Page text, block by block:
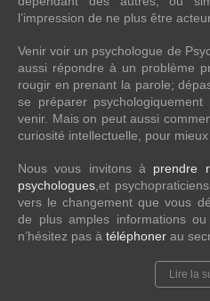
l’impression de ne plus être
Venir voir un psychologue de
aussi répondre à un problème
rougir en prenant la parole;
se préparer
venir. Mais on peut aussi
curiosité intellectuelle, pour mieux
Nous vous invitons à prendre
psychologues ,et
vers le changement que vous
de plus amples informations
n’hésitez pas à téléphoner au
Lire la